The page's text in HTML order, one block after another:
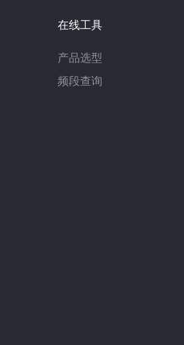
在线工具
产品选型
频段查询